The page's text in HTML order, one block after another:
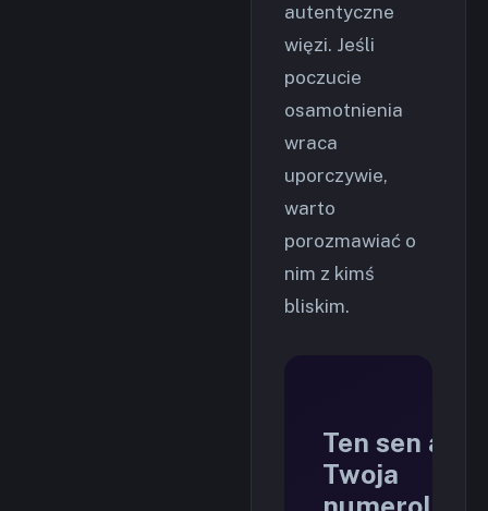
autentyczne
więzi. Jeśli
poczucie
osamotnienia
wraca
uporczywie,
warto
porozmawiać o
nim z kimś
bliskim.
Ten sen a
Twoja